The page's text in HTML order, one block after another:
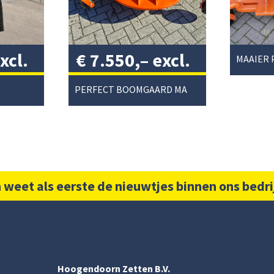
PERFECT BOOMGAARD MAAIER T225
€ 7.550,– excl.
btw/
MAAIER
weet als eerste de nieuwtjes binnen ons
Hoogendoorn Zetten B.V.